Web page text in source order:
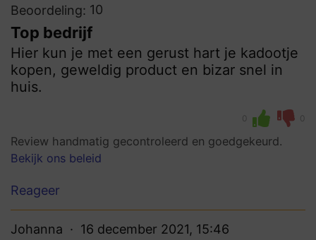
Beoordeling: 10
Top bedrijf
Hier kun je met een gerust hart je kadootje
kopen, geweldig product en bizar snel in
huis.
0 0
Review handmatig gecontroleerd en goedgekeurd.
Bekijk ons beleid
Reageer
Johanna 16 december 2021, 15:46